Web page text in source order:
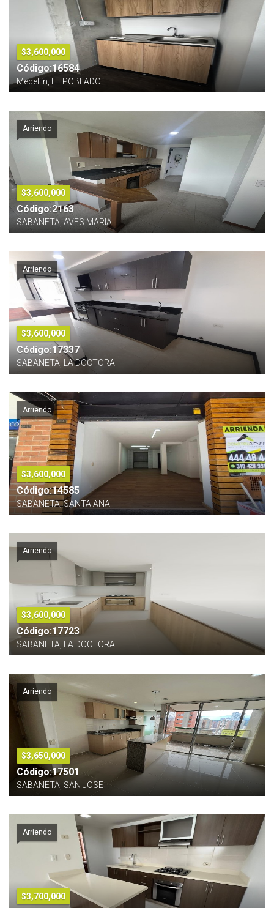
$3,600,000
Código:16584
Medellín, EL POBLADO
Arriendo
$3,600,000
Código:2163
SABANETA, AVES MARIA
Arriendo
$3,600,000
Código:17337
SABANETA, LA DOCTORA
Arriendo
$3,600,000
Código:14585
SABANETA, SANTA ANA
Arriendo
$3,600,000
Código:17723
SABANETA, LA DOCTORA
Arriendo
$3,650,000
Código:17501
SABANETA, SAN JOSE
Arriendo
$3,700,000